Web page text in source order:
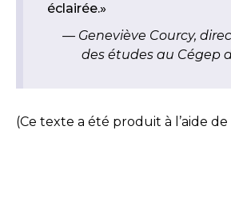
éclairée.»
Geneviève Courcy,
des études au Cégep
(Ce texte a été produit à l’aide de